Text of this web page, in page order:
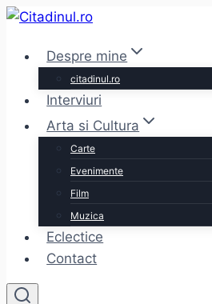
Skip
contentDespre mine
citadinul.ro
Interviuri
Arta si Cultura
Carte
Evenimente
Film
Muzica
Eclectice
Contact